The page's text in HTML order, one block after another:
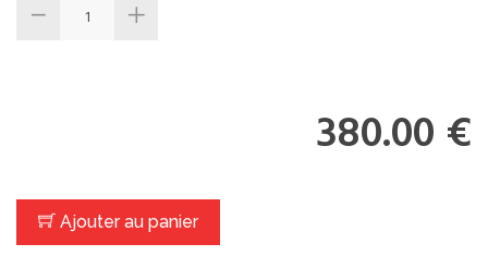
380.00 €
Ajouter au panier